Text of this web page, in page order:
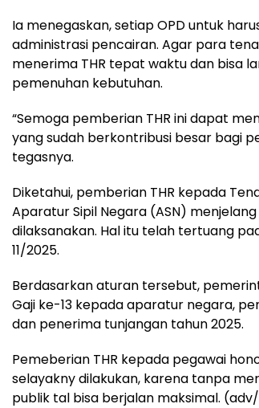
Ia menegaskan, setiap OPD untuk
administrasi pencairan. Agar para
menerima THR tepat waktu dan bisa
pemenuhan kebutuhan.
“Semoga pemberian THR ini dapat
yang sudah berkontribusi besar bagi
tegasnya.
Diketahui, pemberian THR kepada
Aparatur Sipil Negara (ASN)
dilaksanakan. Hal itu telah tertuang
11/2025.
Berdasarkan aturan tersebut,
Gaji ke-13 kepada aparatur negara,
dan penerima tunjangan tahun 2025.
Pemeberian THR kepada pegawai
selayakny dilakukan, karena tanpa
publik tal bisa berjalan maksimal.